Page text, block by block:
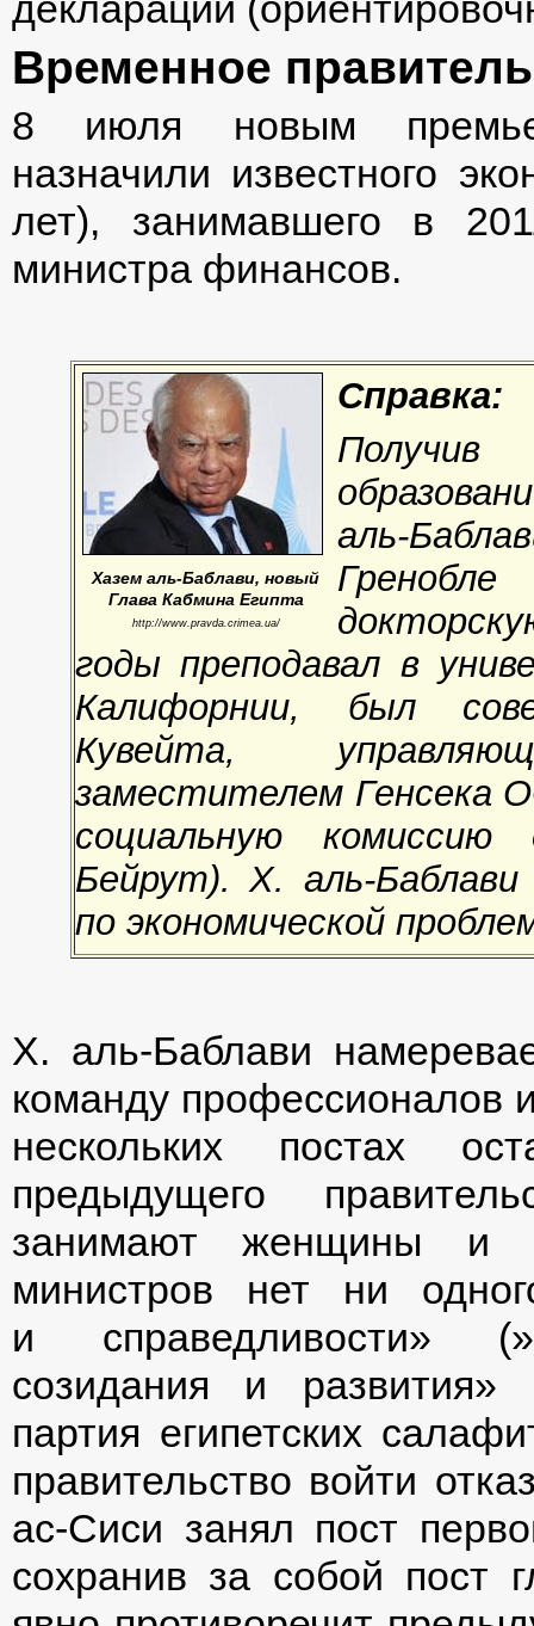
Временное
8 июля новым
назначили известного
лет), занимавшего в
министра финансов.
Хазем аль-Баблави, новый
Глава Кабмина Египта
http://www.pravda.crimea.ua/
Справка:
аль-
годы преподавал в
Калифорнии, был
Кувейта,
заместителем Генсека
социальную
Бейрут). Х. аль-
по экономической
Х. аль-Баблави
команду профессионалов
нескольких постах
предыдущего
занимают женщины и
министров нет ни
и справедливости»
созидания и
партия египетских
правительство войти
ас-Сиси занял пост
сохранив за собой пост